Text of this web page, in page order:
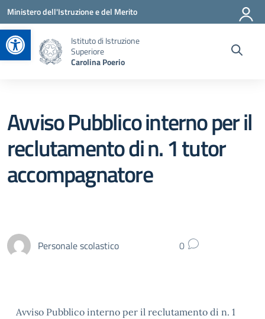
Apri la barra degli strumenti
Vai ai contenuti
Vai al menu di navigazione
Vai al footer
Ministero dell'Istruzione e del Merito
Istituto di Istruzione
Superiore
Carolina Poerio
Avviso Pubblico interno per il
reclutamento di n. 1 tutor
accompagnatore
Personale scolastico 0
Avviso Pubblico interno per il reclutamento di n. 1